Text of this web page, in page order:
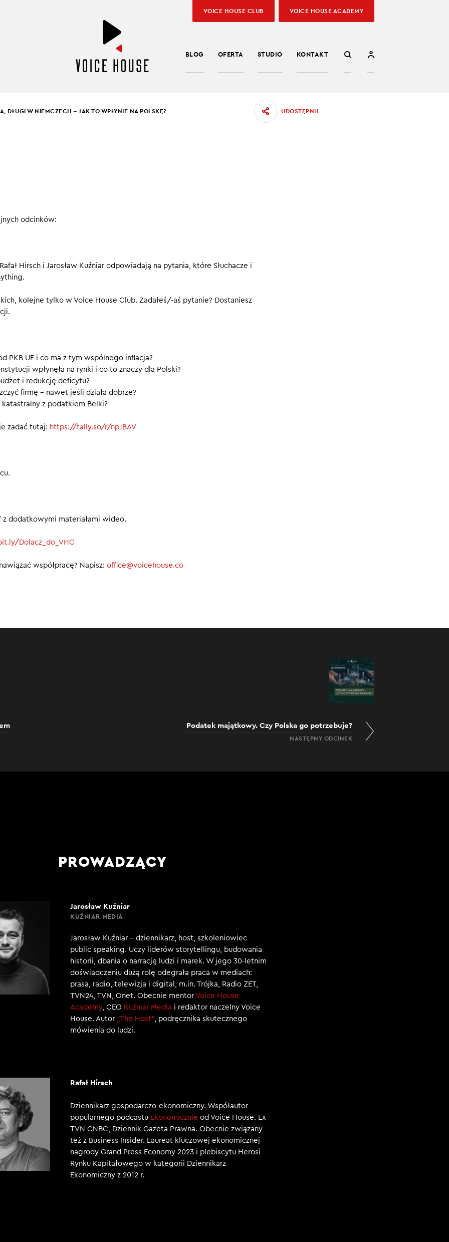
BLOG OFERTA STUDIO KONTAKT
VOICE HOUSE CLUB VOICE HOUSE ACADEMY
DŁUGI W NIEMCZECH – JAK TO WPŁYNIE NA POLSKĘ? UDOSTĘPNIJ
odcinków:
Hirsch i Jarosław Kuźniar odpowiadają na pytania, które Słuchacze i
kolejne tylko w Voice House Club. Zadałeś/-aś pytanie? Dostaniesz
PKB UE i co ma z tym wspólnego inflacja?
wpłynęła na rynki i co to znaczy dla Polski?
i redukcję deficytu?
firmę – nawet jeśli działa dobrze?
z podatkiem Belki?
zadać tutaj: https://tally.so/r/npJBAV
dodatkowymi materiałami wideo.
Dolacz_do_VHC
współpracę? Napisz: office@voicehouse.co
Podatek majątkowy. Czy Polska go potrzebuje?
NASTĘPNY ODCINEK
PROWADZĄCY
Jarosław Kuźniar
KUŹNIAR MEDIA
Jarosław Kuźniar – dziennikarz, host, szkoleniowiec
public speaking. Uczy liderów storytellingu, budowania
historii, dbania o narrację ludzi i marek. W jego 30-letnim
doświadczeniu dużą rolę odegrała praca w mediach:
prasa, radio, telewizja i digital, m.in. Trójka, Radio ZET,
TVN24, TVN, Onet. Obecnie mentorVoice House
Academy, CEO Kuźniar Media i redaktor naczelny Voice
House. Autor „The Host”, podręcznika skutecznego
mówienia do ludzi.
Rafał Hirsch
Dziennikarz gospodarczo-ekonomiczny. Współautor
popularnego podcastu Ekonomicznie od Voice House. Ex
TVN CNBC, Dziennik Gazeta Prawna. Obecnie związany
też z Business Insider. Laureat kluczowej ekonomicznej
nagrody Grand Press Economy 2023 i plebiscytu Herosi
Rynku Kapitałowego w kategorii Dziennikarz
Ekonomiczny z 2012 r.